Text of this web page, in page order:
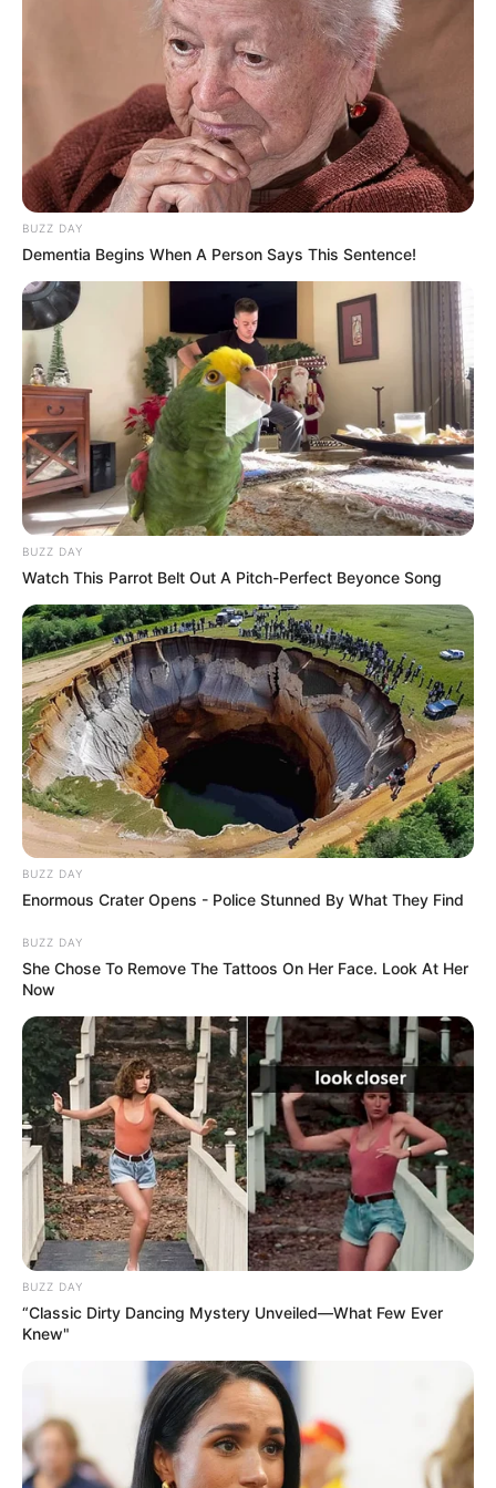
Generäle mit Knüppeln gegenseitig erschlagen würden,
statt mit ihren Herdenarmeen so viele andere Menschen
weitere Kalauer
Quermania folgen: Impressum & Kontakt
Smartphone Startseite
Suchen:
Auf einigen Seiten dieses Projektes sind Affiliate-
gekauft wird, ist das eine Unterstützung, ohne dass sich
dadurch der Preis ändert.
BUZZ DAY
Dementia Begins When A Person Says This Sentence!
BUZZ DAY
Watch This Parrot Belt Out A Pitch-Perfect Beyonce Song
BUZZ DAY
Enormous Crater Opens - Police Stunned By What They Find
BUZZ DAY
She Chose To Remove The Tattoos On Her Face. Look At Her
Now
BUZZ DAY
“Classic Dirty Dancing Mystery Unveiled—What Few Ever
Knew"